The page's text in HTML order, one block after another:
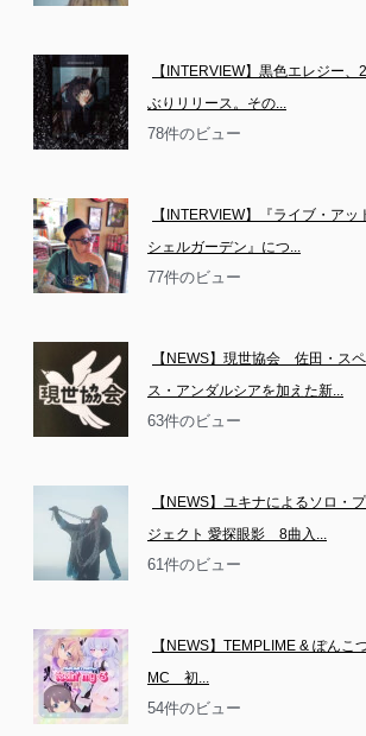
【INTERVIEW】黒色エレジー、
ぶりリリース。その...
78件のビュー
【INTERVIEW】『ライブ・アッ
シェルガーデン』につ...
77件のビュー
【NEWS】現世協会　佐田・ス
ス・アンダルシアを加えた新...
63件のビュー
【NEWS】ユキナによるソロ・
ジェクト 愛探眼影　8曲入...
61件のビュー
【NEWS】TEMPLIME & ぽんこ
MC　初...
54件のビュー